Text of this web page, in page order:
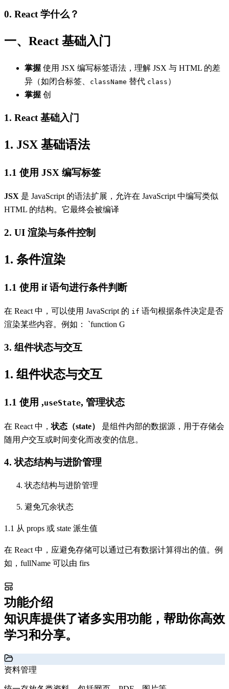
0. React 学什么？
一、React 基础入门
掌握 使用 JSX 编写标签语法，理解 JSX 与 HTML 的差
异（如闭合标签、
className 替代 class ）
掌握 创
1. React 基础入门
1. JSX 基础语法
1.1 使用 JSX 编写标签
JSX 是 JavaScript 的语法扩展，允许在 JavaScript 中编写类似
HTML 的结构。它最终会被编译
2. UI 渲染与条件控制
1. 条件渲染
1.1 使用 if 语句进行条件判断
在 React 中，可以使用 JavaScript 的 if 语句根据条件决定是否
渲染某些内容。例如： `function G
3. 组件状态与交互
1. 组件状态与交互
1.1 使用 ,useState, 管理状态
在 React 中，状态（state）
是组件内部的数据源，用于存储会
随用户交互或时间变化而改变的信息。
4. 状态结构与进阶管理
状态结构与进阶管理
避免冗余状态
1.1 从 props 或 state 派生值
在 React 中，应避免存储可以通过已有数据计算得出的值。例
如，fullName 可以由 firs
功能介绍
知识库提供了诸多实用功能，帮助你高效
学习和分享。
资料管理